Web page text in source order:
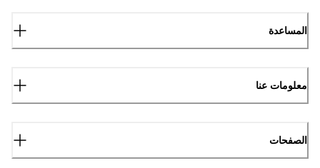
المساعدة
معلومات عنا
الصفحات